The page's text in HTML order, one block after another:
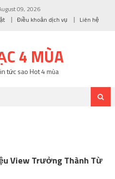
09, 2026
Điều khoản dịch vụ Liên hệ
4 MÙA
tức sao Hot 4 mùa
View Trưởng Thành Từ